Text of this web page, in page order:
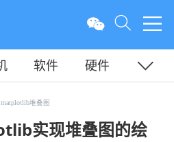
软件
硬件
堆叠图
实现堆叠图的绘